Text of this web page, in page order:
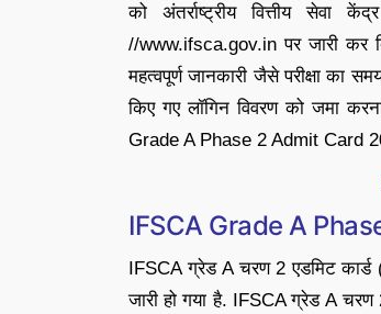
को अंतर्राष्ट्रीय वित्तीय सेवा
//www.ifsca.gov.in पर जारी कर
महत्वपूर्ण जानकारी जैसे परीक्षा का
किए गए लॉगिन विवरण को जमा
Grade A Phase 2 Admit Card
IFSCA Grade A
IFSCA ग्रेड A चरण 2 एडमिट
जारी हो गया है. IFSCA ग्रेड A चरण